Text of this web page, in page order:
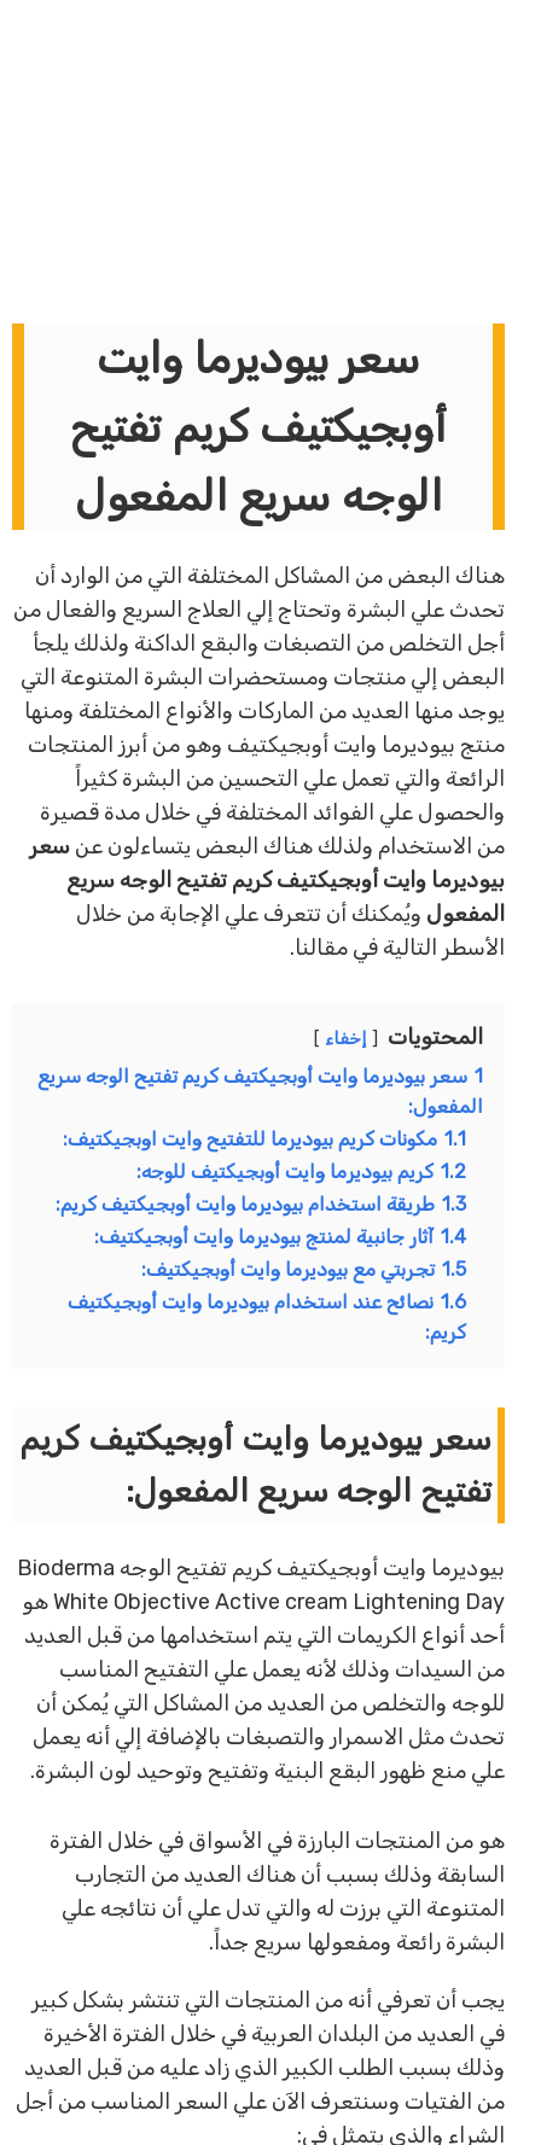
سعر بيوديرما وايت
أوبجيكتيف كريم تفتيح
الوجه سريع المفعول
هناك البعض من المشاكل المختلفة التي من الوارد أن
تحدث علي البشرة وتحتاج إلي العلاج السريع والفعال من
أجل التخلص من التصبغات والبقع الداكنة ولذلك يلجأ
البعض إلي منتجات ومستحضرات البشرة المتنوعة التي
يوجد منها العديد من الماركات والأنواع المختلفة ومنها
منتج بيوديرما وايت أوبجيكتيف وهو من أبرز المنتجات
الرائعة والتي تعمل علي التحسين من البشرة كثيراً
والحصول علي الفوائد المختلفة في خلال مدة قصيرة
من الاستخدام ولذلك هناك البعض يتساءلون عنسعر
بيوديرما وايت أوبجيكتيف كريم تفتيح الوجه سريع
المفعولويُمكنك أن تتعرف علي الإجابة من خلال
الأسطر التالية في مقالنا.
المحتويات إخفاء
سعر بيوديرما وايت أوبجيكتيف كريم تفتيح الوجه سريع
المفعول:
مكونات كريم بيوديرما للتفتيح وايت اوبجيكتيف:
1.2 كريم بيوديرما وايت أوبجيكتيف للوجه:
1.3 طريقة استخدام بيوديرما وايت أوبجيكتيف كريم:
1.4 آثار جانبية لمنتج بيوديرما وايت أوبجيكتيف:
1.5 تجربتي مع بيوديرما وايت أوبجيكتيف:
1.6 نصائح عند استخدام بيوديرما وايت أوبجيكتيف
كريم:
سعر بيوديرما وايت أوبجيكتيف كريم
تفتيح الوجه سريع المفعول:
بيوديرما وايت أوبجيكتيف كريم تفتيح الوجه Bioderma
White Objective Active cream Lightening Day هو
أحد أنواع الكريمات التي يتم استخدامها من قبل العديد
من السيدات وذلك لأنه يعمل علي التفتيح المناسب
للوجه والتخلص من العديد من المشاكل التي يُمكن أن
تحدث مثل الاسمرار والتصبغات بالإضافة إلي أنه يعمل
علي منع ظهور البقع البنية وتفتيح وتوحيد لون البشرة.
هو من المنتجات البارزة في الأسواق في خلال الفترة
السابقة وذلك بسبب أن هناك العديد من التجارب
المتنوعة التي برزت له والتي تدل علي أن نتائجه علي
البشرة رائعة ومفعولها سريع جداً.
يجب أن تعرفي أنه من المنتجات التي تنتشر بشكل كبير
في العديد من البلدان العربية في خلال الفترة الأخيرة
وذلك بسبب الطلب الكبير الذي زاد عليه من قبل العديد
من الفتيات وسنتعرف الآن علي السعر المناسب من أجل
الشراء والذي يتمثل في: